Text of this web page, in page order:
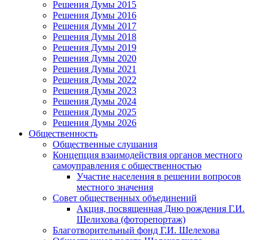
Решения Думы 2015
Решения Думы 2016
Решения Думы 2017
Решения Думы 2018
Решения Думы 2019
Решения Думы 2020
Решения Думы 2021
Решения Думы 2022
Решения Думы 2023
Решения Думы 2024
Решения Думы 2025
Решения Думы 2026
Общественность
Общественные слушания
Концепция взаимодействия органов местного
самоуправления с общественностью
Участие населения в решении вопросов
местного значения
Совет общественных объединений
Акция, посвященная Дню рождения Г.И.
Шелихова (фоторепортаж)
Благотворительный фонд Г.И. Шелехова